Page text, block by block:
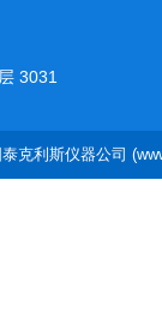
3031
克利斯仪器公司